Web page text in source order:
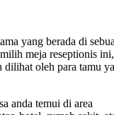
yang berada di
meja reseptionis ini,
dilihat oleh para tamu
anda temui di area